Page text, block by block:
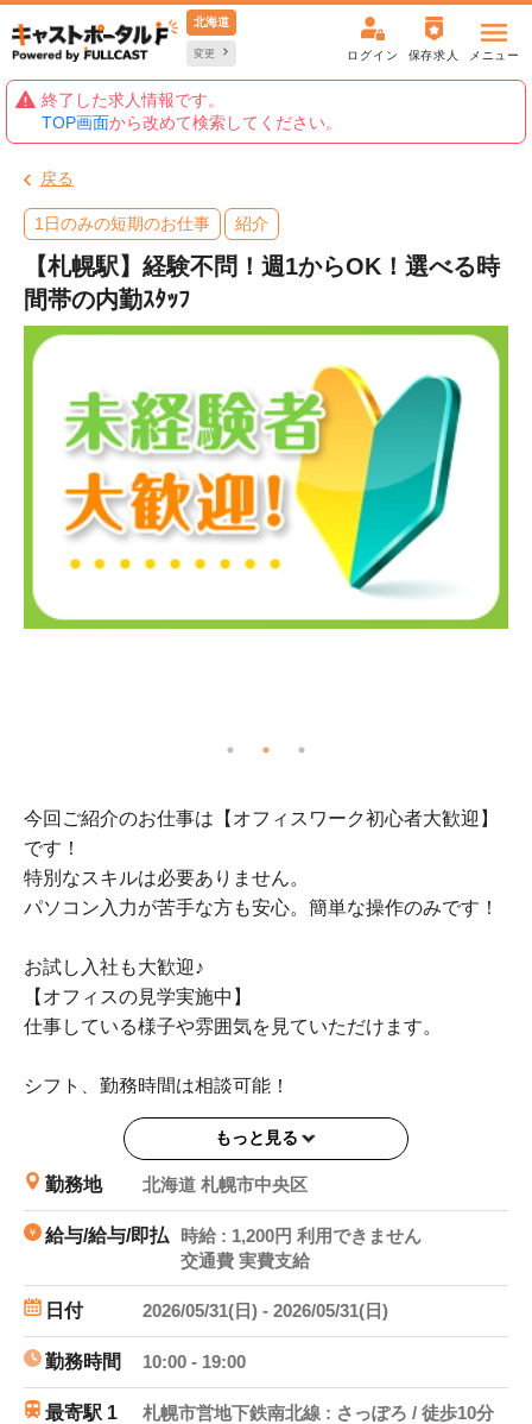
北海道
変更 ログイン 保存求人 メニュー
終了した求人情報です。
TOP画面から改めて検索してください。
戻る
1日のみの短期のお仕事 紹介
【札幌駅】経験不問！週1からOK！選べる時
間帯の内勤ｽﾀｯﾌ
今回ご紹介のお仕事は【オフィスワーク初心者大歓迎】
です！
特別なスキルは必要ありません。
パソコン入力が苦手な方も安心。簡単な操作のみです！
お試し入社も大歓迎♪
【オフィスの見学実施中】
仕事している様子や雰囲気を見ていただけます。
シフト、勤務時間は相談可能！
もっと見る
勤務地 北海道 札幌市中央区
給与/給与/即払
時給 : 1,200円 利用できません
交通費 実費支給
日付 2026/05/31(日) - 2026/05/31(日)
勤務時間 10:00 - 19:00
最寄駅 1 札幌市営地下鉄南北線 : さっぽろ / 徒歩10分